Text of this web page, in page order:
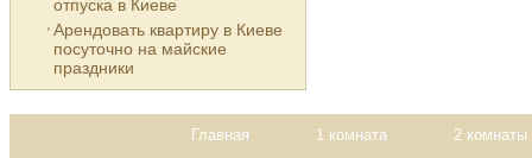
отпуска в Киеве
Арендовать квартиру в Киеве
посуточно на майские
праздники
Главная 1 комната 2 комнаты